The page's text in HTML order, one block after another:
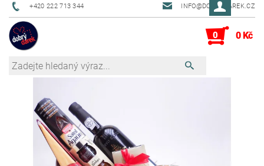
+420 222 713 344 INFO@DOBRYDAREK.CZ
0 0 Kč